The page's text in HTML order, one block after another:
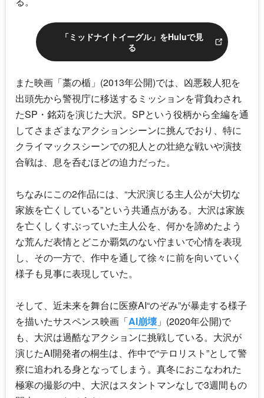
「ミッドナイトイーグル」をHuluで見
る
また映画「藁の楯」(2013年公開)では、凶悪殺人犯を
出頭先から警視庁に移送するミッションを背負わされ
たSP・銘苅を演じた大沢。SPという役柄から全編を通
してさまざまなアクションシーンに挑んでおり、特に
クライマックスシーンでの犯人との壮絶な戦いや演技
合戦は、息を呑むほどの迫力だった。
ちなみにこの2作品には、“大沢演じる主人公が大切な
家族を亡くしている”という共通点がある。大沢は家族
を亡くしくすぶっていた主人公を、何かを諦めたよう
な荒んだ表情とどこか覇気のない佇まいで心情を表現
し、その一方で、作中を通して徐々に前を向いていく
様子も見事に表現していた。
そして、近未来を舞台に医療AI“のぞみ”が暴走する様子
を描いたサスペンス映画「AI崩壊」(2020年公開)で
も、大沢は過酷なアクションに挑戦している。大沢が
演じたAI開発者の桐生は、作中で“テロリスト”として警
察に追われる身となってしまう。真冬におこなわれた
極寒の撮影の中、大沢はスタントマンなしで3週間もの